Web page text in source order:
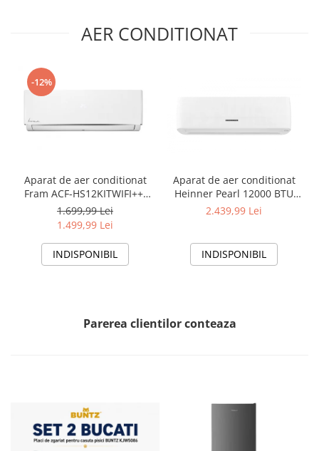
AER CONDITIONAT
-12%
Aparat de aer conditionat
Fram ACF-HS12KITWIFI++,
12000 BTU, Wifi, Kit
instalare inclus, Functie
1.699,99 Lei
1.499,99 Lei
INDISPONIBIL
Aparat de aer conditionat
Heinner Pearl 12000 BTU
Wi-Fi, Clasa A+++/A+++, AI
alb
2.439,99 Lei
INDISPONIBIL
Parerea clientilor conteaza